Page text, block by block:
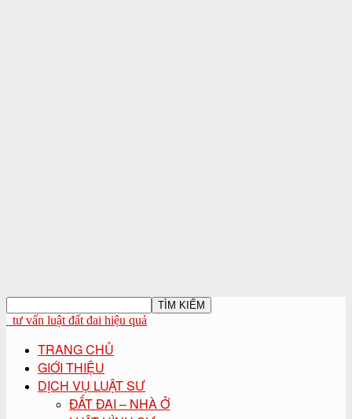
tư vấn luật đất đai hiệu quả
TRANG CHỦ
GIỚI THIỆU
DỊCH VỤ LUẬT SƯ
ĐẤT ĐAI – NHÀ Ở